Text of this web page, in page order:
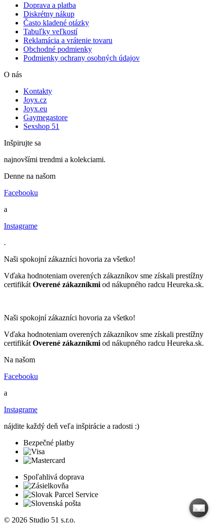
Doprava a platba
Diskrétny nákup
Často kladené otázky
Tabuľky veľkostí
Reklamácia a vrátenie tovaru
Obchodné podmienky
Podmienky ochrany osobných údajov
O nás
Kontakty
Joyx.cz
Joyx.eu
Gaymegastore
Sexshop 51
Inšpirujte sa
najnovšími trendmi a kolekciami.
Denne na našom
Facebooku
a
Instagrame
.
Naši spokojní zákazníci hovoria za všetko!
Vďaka hodnoteniam overených zákazníkov sme získali prestížny
certifikát Overené zákazníkmi od nákupného radcu Heureka.sk.
Naši spokojní zákazníci hovoria za všetko!
Vďaka hodnoteniam overených zákazníkov sme získali prestížny
certifikát Overené zákazníkmi od nákupného radcu Heureka.sk.
Na našom
Facebooku
a
Instagrame
nájdite každý deň veľa inšpirácie a radosti :)
Bezpečné platby
Spoľahlivá doprava
© 2026 Studio 51 s.r.o.